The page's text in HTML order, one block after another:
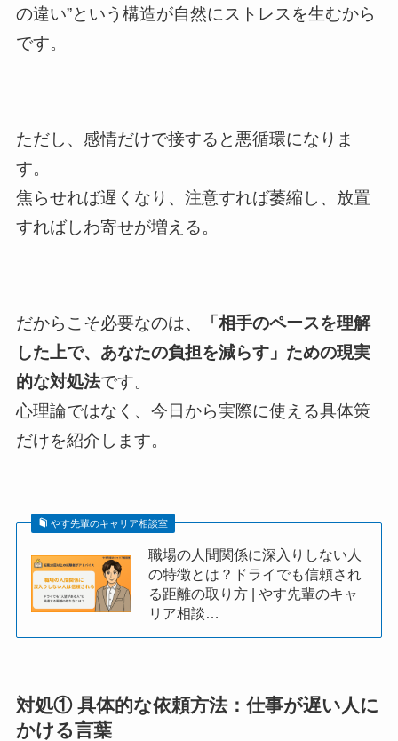
の違い”という構造が自然にストレスを生むから
です。
ただし、感情だけで接すると悪循環になりま
す。
焦らせれば遅くなり、注意すれば萎縮し、放置
すればしわ寄せが増える。
だからこそ必要なのは、
「相手のペースを理解
した上で、あなたの負担を減らす」ための現実
的な対処法です。
心理論ではなく、今日から実際に使える具体策
だけを紹介します。
やす先輩のキャリア相談室
職場の人間関係に深入りしない人
の特徴とは？ドライでも信頼され
る距離の取り方 | やす先輩のキャ
リア相談…
対処① 具体的な依頼方法：仕事が遅い人に
かける言葉